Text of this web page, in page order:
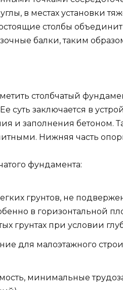
в местах установки
столбы
балки, таким
столбчатый
суть заключается в
и заполнения бетоном.
Нижняя часть
фундамента:
грунтов, не
в горизонтальной
грунтах при условии
для малоэтажного
минимальные